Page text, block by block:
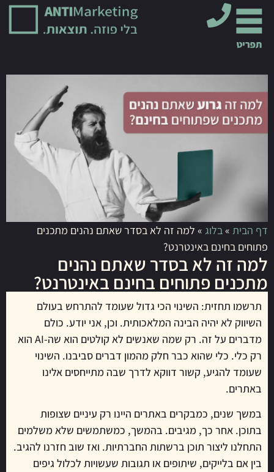
דף הבית »בלוג » למה זה לא בסדר שאתם נהנים מתכנים
פתוחים בחינם באינטרנט?
למה זה לא בסדר שאתם נהנים
מתכנים פתוחים בחינם באינטרנט?
תרשמו תחזית: השינוי הכי גדול שעומד להתרחש בעולם
השיווק לא יהיה הבינה המלאכותית. וכן, אני יודע. כולם
מדברים על זה. רק שמה שאנשים לא קולטים הוא שה-AI הוא
רק כלי. כלי שהוא כבר חלק מהמון דברים סביבנו. השינוי
שעומד להגיע, קשור דווקא לדרך שבה מתייחסים אלינו
באתרים.
במשך שנים, כמבקרים באתרים היינו רק עיניים שצופות
בתוכן. אחר כך, מגיבים. בהמשך, כמשתמשים שלא משלמים
התחלנו ליצור תוכן ברשתות החברתיות. ואז שוב חזרנו להגיב.
בין אם בלייקים, שיתופים או תגובות שעשויות לכלול גיפים